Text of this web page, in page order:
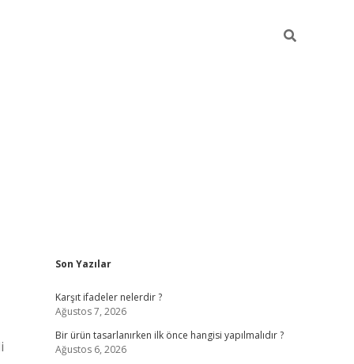
Sidebar
Son Yazılar
Karşıt ifadeler nelerdir ?
Ağustos 7, 2026
Bir ürün tasarlanırken ilk önce hangisi yapılmalıdır ?
Ağustos 6, 2026